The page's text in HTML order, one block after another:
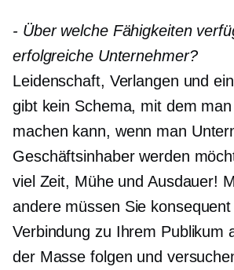
-Über welche Fähigkeiten
erfolgreiche Unternehmer?
Leidenschaft, Verlangen und
gibt kein Schema, mit dem
machen kann, wenn man
Geschäftsinhaber werden
viel Zeit, Mühe und Ausdauer!
andere müssen Sie
Verbindung zu Ihrem Publikum
der Masse folgen und